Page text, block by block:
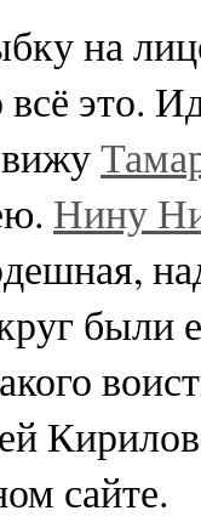
на
это.
Нину
сайте.